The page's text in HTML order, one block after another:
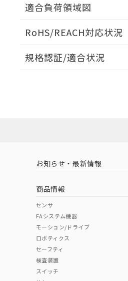
適合負荷領域図
RoHS/REACH対応状況
EU RoHS 注意事項・凡例
中国 RoHS 注意事項・凡例
中国 RoHS表
Pb Hg
規格認証/適合状況
（イギリス
（ノルウェー
お知らせ・最新情報
商品情報
センサ
FAシステム機器
モーション/ドライブ
ロボティクス
セーフティ
検査装置
スイッチ